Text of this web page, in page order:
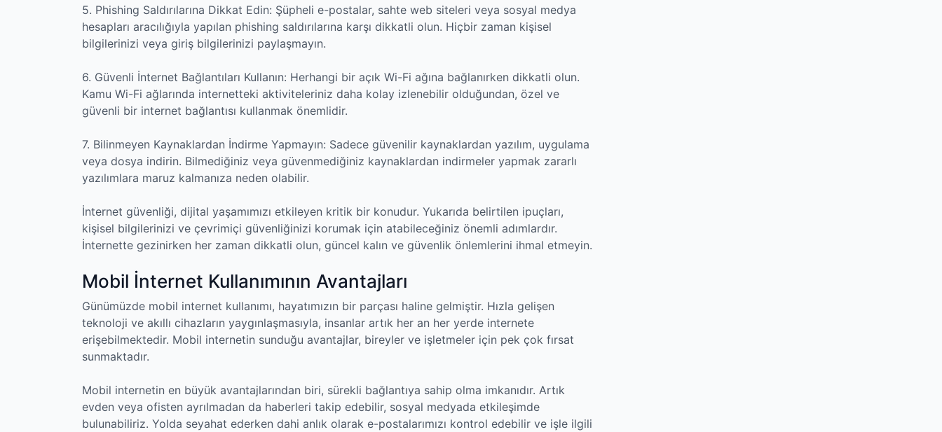
5. Phishing Saldırılarına Dikkat Edin: Şüpheli e-postalar, sahte web siteleri veya sosyal medya
hesapları aracılığıyla yapılan phishing saldırılarına karşı dikkatli olun. Hiçbir zaman kişisel
bilgilerinizi veya giriş bilgilerinizi paylaşmayın.
6. Güvenli İnternet Bağlantıları Kullanın: Herhangi bir açık Wi-Fi ağına bağlanırken dikkatli olun.
Kamu Wi-Fi ağlarında internetteki aktiviteleriniz daha kolay izlenebilir olduğundan, özel ve
güvenli bir internet bağlantısı kullanmak önemlidir.
7. Bilinmeyen Kaynaklardan İndirme Yapmayın: Sadece güvenilir kaynaklardan yazılım, uygulama
veya dosya indirin. Bilmediğiniz veya güvenmediğiniz kaynaklardan indirmeler yapmak zararlı
yazılımlara maruz kalmanıza neden olabilir.
İnternet güvenliği, dijital yaşamımızı etkileyen kritik bir konudur. Yukarıda belirtilen ipuçları,
kişisel bilgilerinizi ve çevrimiçi güvenliğinizi korumak için atabileceğiniz önemli adımlardır.
İnternette gezinirken her zaman dikkatli olun, güncel kalın ve güvenlik önlemlerini ihmal etmeyin.
Mobil İnternet Kullanımının Avantajları
Günümüzde mobil internet kullanımı, hayatımızın bir parçası haline gelmiştir. Hızla gelişen
teknoloji ve akıllı cihazların yaygınlaşmasıyla, insanlar artık her an her yerde internete
erişebilmektedir. Mobil internetin sunduğu avantajlar, bireyler ve işletmeler için pek çok fırsat
sunmaktadır.
Mobil internetin en büyük avantajlarından biri, sürekli bağlantıya sahip olma imkanıdır. Artık
evden veya ofisten ayrılmadan da haberleri takip edebilir, sosyal medyada etkileşimde
bulunabiliriz. Yolda seyahat ederken dahi anlık olarak e-postalarımızı kontrol edebilir ve işle ilgili